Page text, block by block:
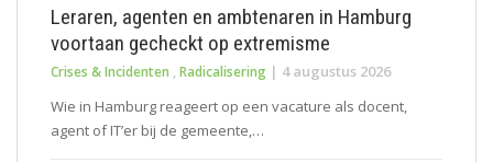
Leraren, agenten en ambtenaren in Hamburg
voortaan gecheckt op extremisme
Crises & Incidenten , Radicalisering | 4 augustus 2026
Wie in Hamburg reageert op een vacature als docent,
agent of IT’er bij de gemeente,…